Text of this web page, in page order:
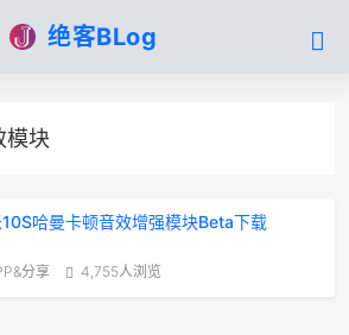
绝客BLog
模块
哈曼卡顿音效增强模块Beta下载
分享 4,755人浏览